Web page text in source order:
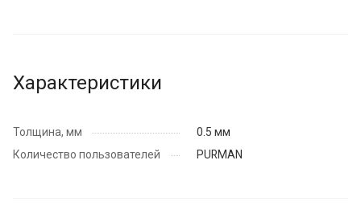
Характеристики
Толщина, мм
0.5 мм
Количество пользователей
PURMAN